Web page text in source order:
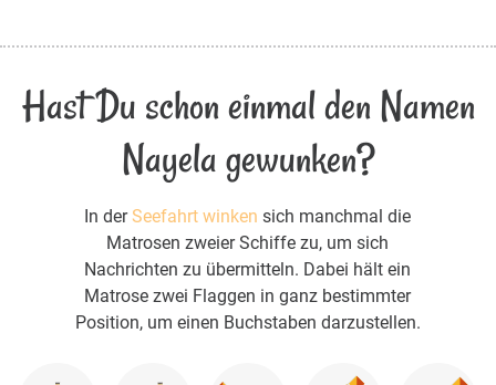
Hast Du schon einmal den Namen
Nayela gewunken?
In derSeefahrt winken sich manchmal die
Matrosen zweier Schiffe zu, um sich
Nachrichten zu übermitteln. Dabei hält ein
Matrose zwei Flaggen in ganz bestimmter
Position, um einen Buchstaben darzustellen.